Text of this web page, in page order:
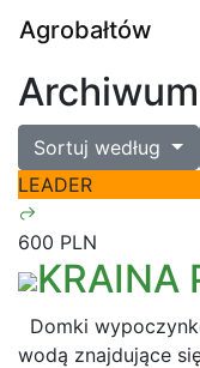
Agrobałtów
Archiwum
Sortuj według
LEADER
600 PLN
KRAINA
Domki
wodą znajdujące